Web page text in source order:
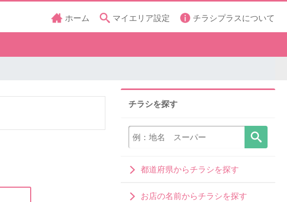
ホーム マイエリア設定 チラシプラスについて
チラシを探す
都道府県からチラシを探す
お店の名前からチラシを探す